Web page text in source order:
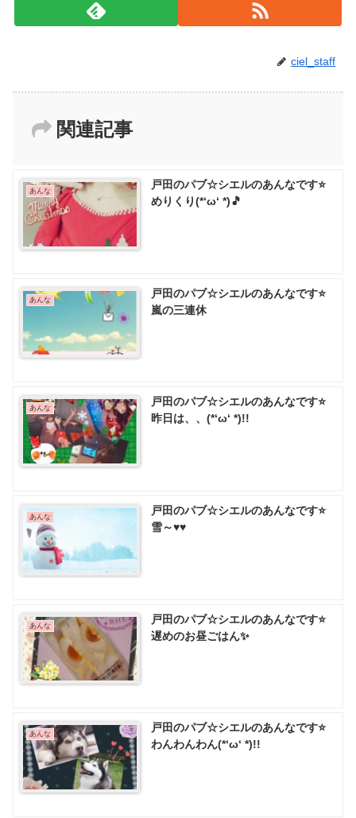
ciel_staff
関連記事
あんな
戸田のパブ☆シエルのあんなです⭐
めりくり(*‘ω‘ *)🎵
あんな
戸田のパブ☆シエルのあんなです⭐
嵐の三連休
あんな
戸田のパブ☆シエルのあんなです⭐
昨日は、、(*‘ω‘ *)!!
あんな
戸田のパブ☆シエルのあんなです⭐
雪～♥️♥️
あんな
戸田のパブ☆シエルのあんなです⭐
遅めのお昼ごはん✨
あんな
戸田のパブ☆シエルのあんなです⭐
わんわんわん(*‘ω‘ *)!!